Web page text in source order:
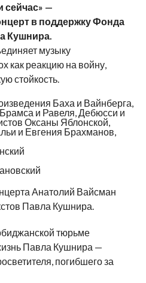
сейчас» —
в поддержку Фонда
Кушнира.
музыку
как реакцию на войну,
стойкость.
Баха и Вайнберга,
и Равеля, Дебюсси и
Оксаны Яблонской,
и Евгения Брахманов,
Анатолий Вайсман
Павла Кушнира.
тюрьме
Павла Кушнира —
погибшего за